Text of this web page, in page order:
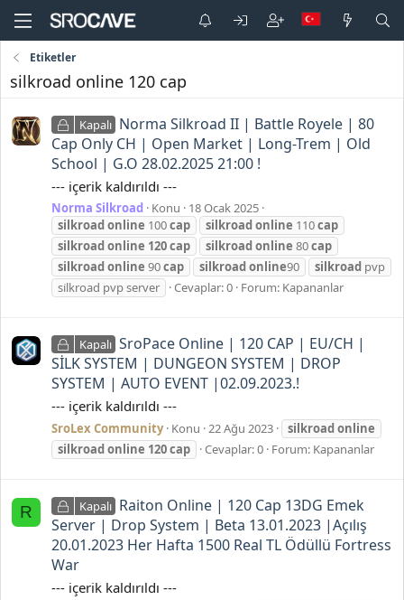
Etiketler
silkroad online 120 cap
Kapalı Norma Silkroad II | Battle Royele | 80
Cap Only CH | Open Market | Long-Trem | Old
School | G.O 28.02.2025 21:00 !
--- içerik kaldırıldı ---
Norma Silkroad Konu
18 Ocak 2025
silkroadonline 100cap silkroadonline 110cap
silkroadonline 120cap silkroadonline 80cap
silkroadonline 90cap silkroadonline90 silkroad pvp
si̇lkroad pvp server
Cevaplar: 0 Forum: Kapananlar
Kapalı SroPace Online | 120 CAP | EU/CH |
SİLK SYSTEM | DUNGEON SYSTEM | DROP
SYSTEM | AUTO EVENT |02.09.2023.!
--- içerik kaldırıldı ---
SroLex Community Konu 22 Ağu 2023 silkroadonline
silkroadonline 120cap Cevaplar: 0 Forum: Kapananlar
R Kapalı Raiton Online | 120 Cap 13DG Emek
Server | Drop System | Beta 13.01.2023 |Açılış
20.01.2023 Her Hafta 1500 Real TL Ödüllü Fortress
War
--- içerik kaldırıldı ---